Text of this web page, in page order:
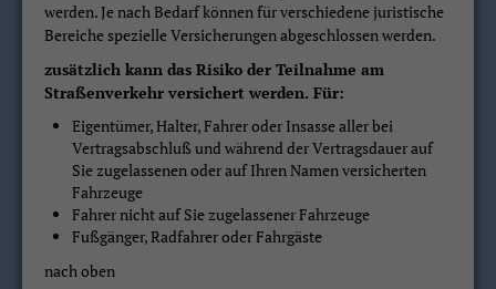
werden. Je nach Bedarf können für verschiedene juristische
Bereiche spezielle Versicherungen abgeschlossen werden.
zusätzlich kann das Risiko der Teilnahme am
Straßenverkehr versichert werden. Für:
Eigentümer, Halter, Fahrer oder Insasse aller bei
Vertragsabschluß und während der Vertragsdauer auf
Sie zugelassenen oder auf Ihren Namen versicherten
Fahrzeuge
Fahrer nicht auf Sie zugelassener Fahrzeuge
Fußgänger, Radfahrer oder Fahrgäste
nach oben